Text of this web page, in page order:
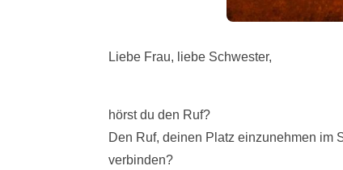
Liebe Frau, liebe Schwester,
hörst du den Ruf?
Den Ruf, deinen Platz einzunehmen im
verbinden?